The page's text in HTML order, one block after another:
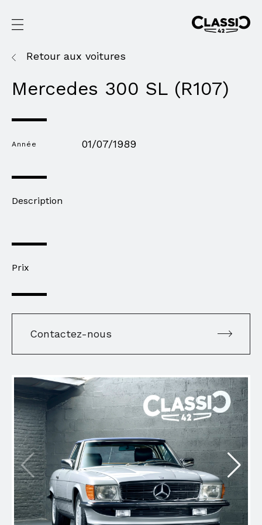
Retour aux voitures
Mercedes 300 SL (R107)
Année 01/07/1989
Description
Prix
Contactez-nous